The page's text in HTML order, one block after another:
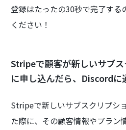
登録はたったの30秒で完了する
ください！
Stripeで顧客が新しいサブ
に申し込んだら、Discordに
Stripeで新しいサブスクリプシ
た際に、その顧客情報やプラン